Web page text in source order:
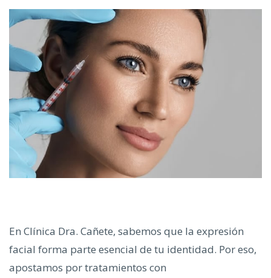
En Clínica Dra. Cañete, sabemos que la expresión
facial forma parte esencial de tu identidad. Por eso,
apostamos por tratamientos con